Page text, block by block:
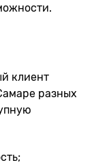
клиент
разных